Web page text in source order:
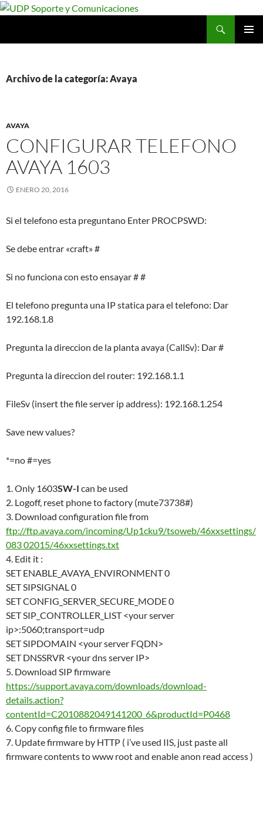
Saltar
Archivo de la categoría: Avaya
AVAYA
CONFIGURAR TELEFONO
AVAYA 1603
ENERO 20, 2016
Si el telefono esta preguntano Enter PROCPSWD:
Se debe entrar «craft» #
Si no funciona con esto ensayar # #
El telefono pregunta una IP statica para el telefono: Dar
192.168.1.8
Pregunta la direccion de la planta avaya (CallSv): Dar #
Pregunta la direccion del router: 192.168.1.1
FileSv (insert the file server ip address): 192.168.1.254
Save new values?
*=no #=yes
1. Only 1603SW-I can be used
2. Logoff, reset phone to factory (mute73738#)
3. Download configuration file from
ftp://ftp.avaya.com/incoming/Up1cku9/tsoweb/46xxsettings/
083 02015/46xxsettings.txt
4. Edit it :
SET ENABLE_AVAYA_ENVIRONMENT 0
SET SIPSIGNAL 0
SET CONFIG_SERVER_SECURE_MODE 0
SET SIP_CONTROLLER_LIST <your server
ip>:5060;transport=udp
SET SIPDOMAIN <your server FQDN>
SET DNSSRVR <your dns server IP>
5. Download SIP firmware
https://support.avaya.com/downloads/download-
details.action?
contentId=C2010882049141200_6&productId=P0468
6. Copy config file to firmware files
7. Update firmware by HTTP ( i’ve used IIS, just paste all
firmware contents to www root and enable anon read access )